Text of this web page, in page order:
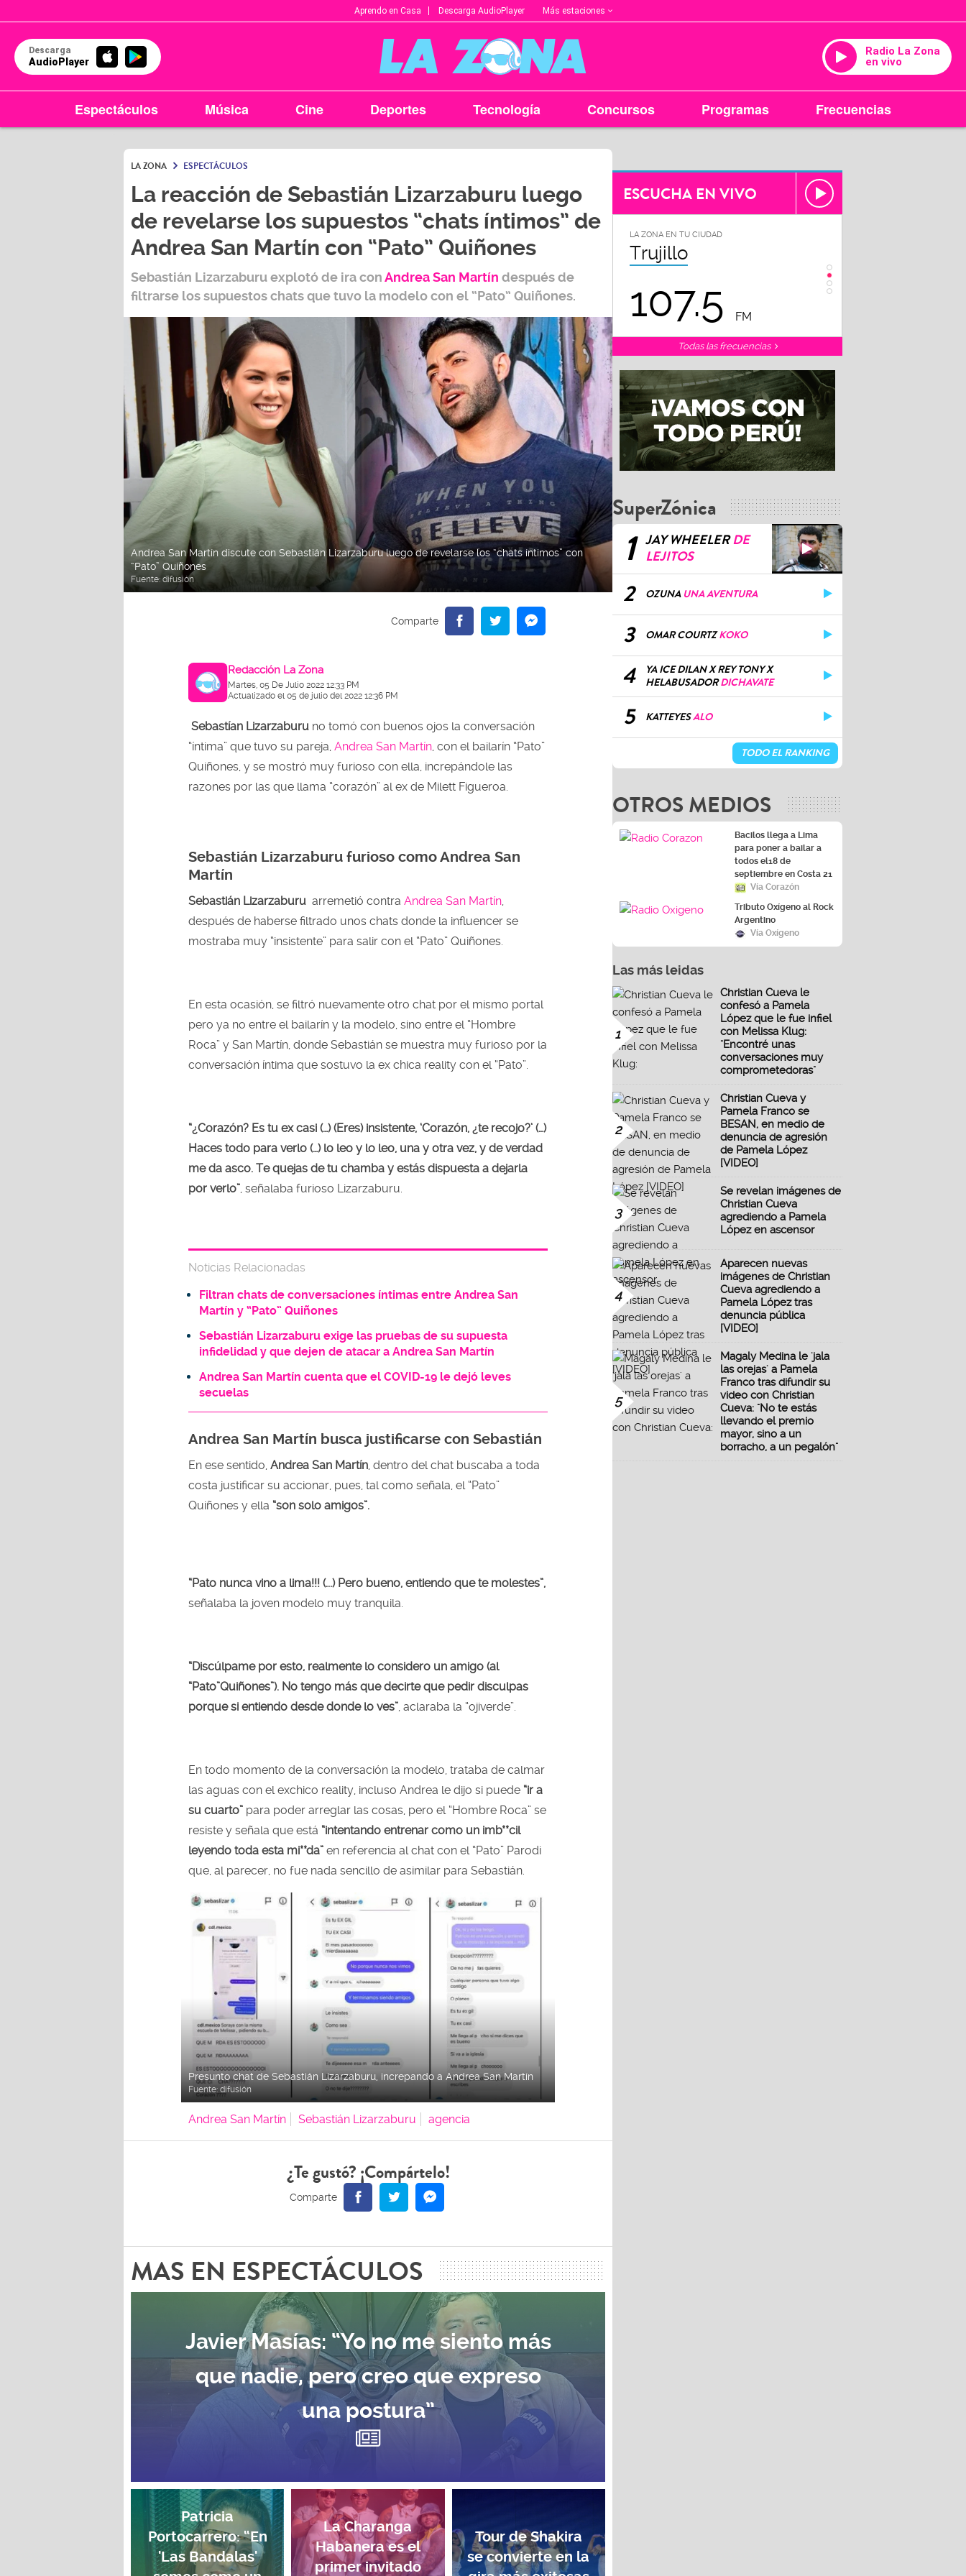
Aprendo en Casa Descarga AudioPlayer Más estaciones
Descarga
AudioPlayer
Radio La Zona
en vivo
Espectáculos Música Cine Deportes Tecnología Concursos Programas Frecuencias
LA ZONA ESPECTÁCULOS
La reacción de Sebastián Lizarzaburu luego
de revelarse los supuestos “chats íntimos” de
Andrea San Martín con “Pato” Quiñones
Sebastián Lizarzaburuexplotó de ira conAndrea San Martín después de
filtrarse los supuestos chats que tuvo la modelo con el “Pato” Quiñones.
Andrea San Martín discute con Sebastián Lizarzaburu luego de revelarse los “chats íntimos” con
“Pato” Quiñones
Fuente: difusión
Redacción La Zona
Martes, 05 De Julio 2022 12:33 PM
Actualizado el 05 de julio del 2022 12:36 PM
Sebastían Lizarzaburu no tomó con buenos ojos la conversación
“íntima” que tuvo su pareja, Andrea San Martín , con el bailarín “Pato”
Quiñones, y se mostró muy furioso con ella, increpándole las
razones por las que llama “corazón” al ex de Milett Figueroa.
Sebastián Lizarzaburu furioso como Andrea San
Martín
Sebastián Lizarzaburu arremetió contra Andrea San Martín
después de haberse filtrado unos chats donde la influencer se
mostraba muy “insistente” para salir con el “Pato” Quiñones.
En esta ocasión, se filtró nuevamente otro chat por el mismo portal
pero ya no entre el bailarín y la modelo, sino entre el “Hombre
Roca” y San Martín, donde Sebastián se muestra muy furioso por la
conversación íntima que sostuvo la ex chica reality con el “Pato”.
“¿Corazón? Es tu ex casi (…) (Eres) insistente, ‘Corazón, ¿te recojo?’ (…)
Haces todo para verlo (…) lo leo y lo leo, una y otra vez, y de verdad
me da asco. Te quejas de tu chamba y estás dispuesta a dejarla
por verlo” , señalaba furioso Lizarzaburu.
Noticias Relacionadas
Filtran chats de conversaciones íntimas entre Andrea San
Martín y “Pato” Quiñones
Sebastián Lizarzaburu exige las pruebas de su supuesta
infidelidad y que dejen de atacar a Andrea San Martín
Andrea San Martín cuenta que el COVID-19 le dejó leves
secuelas
Andrea San Martín busca justificarse con Sebastián
En ese sentido, Andrea San Martín , dentro del chat buscaba a toda
costa justificar su accionar, pues, tal como señala, el “Pato”
Quiñones y ella “son solo amigos”.
“Pato nunca vino a lima!!! (...) Pero bueno, entiendo que te molestes”,
señalaba la joven modelo muy tranquila.
“Discúlpame por esto, realmente lo considero un amigo (al
“Pato”Quiñones”). No tengo más que decirte que pedir disculpas
porque si entiendo desde donde lo ves” , aclaraba la “ojiverde”.
En todo momento de la conversación la modelo, trataba de calmar
las aguas con el exchico reality, incluso Andrea le dijo si puede “ir a
su cuarto” para poder arreglar las cosas, pero el “Hombre Roca” se
resiste y señala que está “intentando entrenar como un imb**cil
leyendo toda esta mi**da” en referencia al chat con el “Pato” Parodi
que, al parecer, no fue nada sencillo de asimilar para Sebastián.
Presunto chat de Sebastián Lizarzaburu, increpando a Andrea San Martín
Fuente: difusión
Andrea San Martín Sebastián Lizarzaburu agencia
¿Te gustó? ¡Compártelo!
MAS EN ESPECTÁCULOS
Javier Masías: “Yo no me siento más
que nadie, pero creo que expreso
una postura”
Patricia
Portocarrero: “En
'Las Bandalas'
La Charanga
Habanera es el
primer invitado
Tour de Shakira
se convierte en la
ESCUCHA EN VIVO
Arequipa
95.9 FM
LA ZONA EN TU CIUDAD
Trujillo
107.5 FM 102.3
Todas las frecuencias
SuperZónica
1 JAY WHEELERDE
LEJITOS
2 OZUNA UNA AVENTURA
3 OMAR COURTZKOKO
4
YA ICE DILAN X REY TONY X
HELABUSADORDICHAVATE
5 KATTEYESALO
TODO EL RANKING
OTROS MEDIOS
Bacilos llega a Lima
para poner a bailar a
todos el18 de
septiembre en Costa 21
Vía Corazón
Tributo Oxígeno al Rock
Argentino
Vía Oxígeno
Las más leidas
1
Christian Cueva le
confesó a Pamela
López que le fue infiel
con Melissa Klug:
"Encontré unas
conversaciones muy
comprometedoras"
2
Christian Cueva y
Pamela Franco se
BESAN, en medio de
denuncia de agresión
de Pamela López
[VIDEO]
3
Se revelan imágenes de
Christian Cueva
agrediendo a Pamela
López en ascensor
4
Aparecen nuevas
imágenes de Christian
Cueva agrediendo a
Pamela López tras
denuncia pública
[VIDEO]
5
Magaly Medina le 'jala
las orejas' a Pamela
Franco tras difundir su
video con Christian
Cueva: "No te estás
llevando el premio
mayor, sino a un
borracho, a un pegalón"